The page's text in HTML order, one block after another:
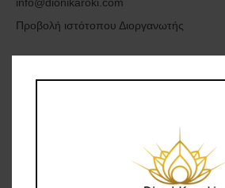
info@dionikaroki.com
Προβολή ιστότοπου Διοργανωτής